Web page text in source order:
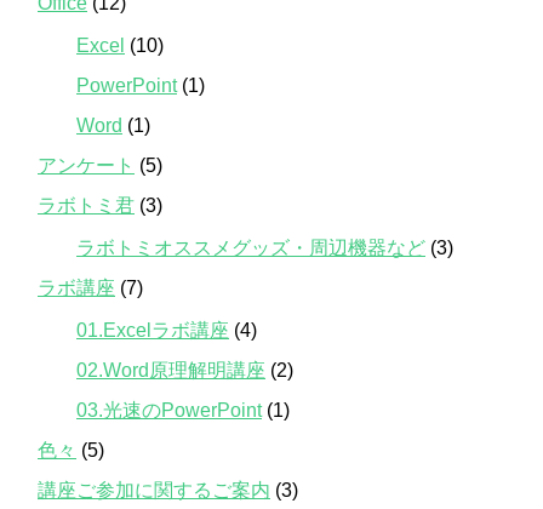
Excel (10)
PowerPoint(1)
Word (1)
アンケート (5)
ラボトミ君 (3)
ラボトミオススメグッズ・周辺機器など (3)
ラボ講座 (7)
01.Excelラボ講座 (4)
02.Word原理解明講座 (2)
03.光速のPowerPoint(1)
色々 (5)
講座ご参加に関するご案内 (3)